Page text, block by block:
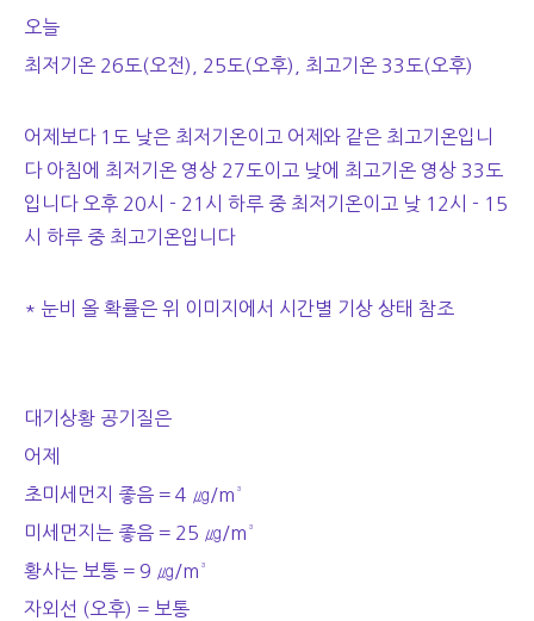
오늘
최저기온 26도(오전), 25도(오후), 최고기온 33도(오후)
어제보다 1도 낮은 최저기온이고 어제와 같은 최고기온입니
다 아침에 최저기온 영상 27도이고 낮에 최고기온 영상 33도
입니다 오후 20시 - 21시 하루 중 최저기온이고 낮 12시 - 15
시 하루 중 최고기온입니다
* 눈비 올 확률은 위 이미지에서 시간별 기상 상태 참조
대기상황 공기질은
어제
초미세먼지 좋음 = 4 ㎍/m³
미세먼지는 좋음 = 25 ㎍/m³
황사는 보통 = 9 ㎍/m³
자외선 (오후) = 보통